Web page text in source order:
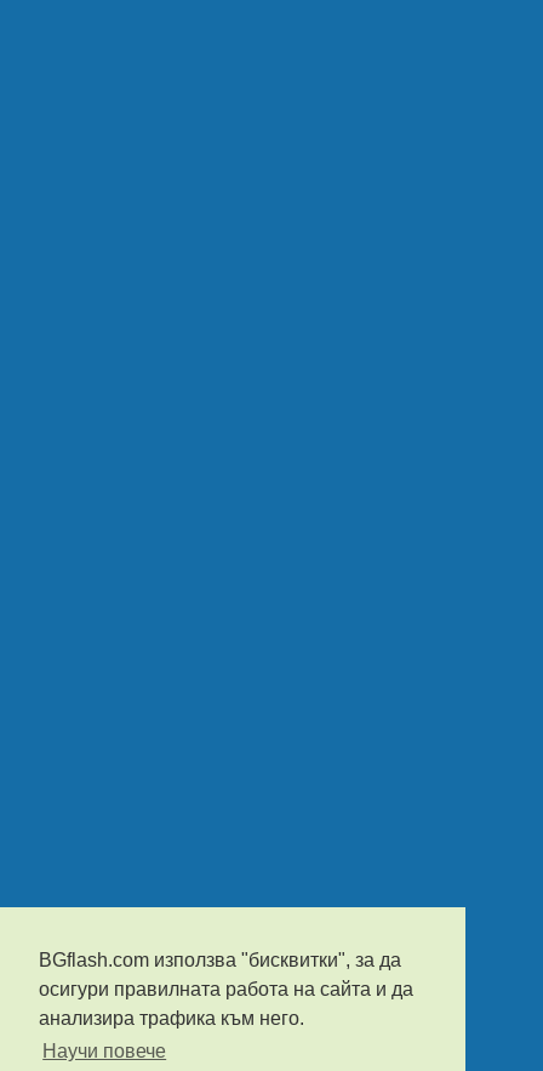
BGflash.com използва "бисквитки", за да
осигури правилната работа на сайта и да
анализира трафика към него.
Научи повече